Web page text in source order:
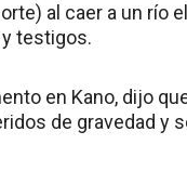
al caer a un río
testigos.
en Kano, dijo
de gravedad y